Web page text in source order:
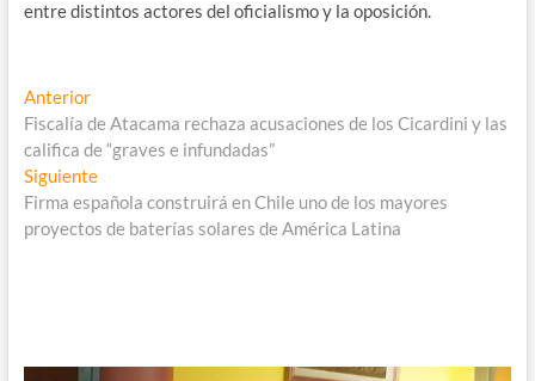
entre distintos actores del oficialismo y la oposición.
Navegación
de
entradas
AnteriorEntrada
anterior:
Fiscalía de Atacama rechaza acusaciones de los Cicardini y las
califica de “graves e infundadas”
SiguienteEntrada
siguiente:
Firma española construirá en Chile uno de los mayores
proyectos de baterías solares de América Latina